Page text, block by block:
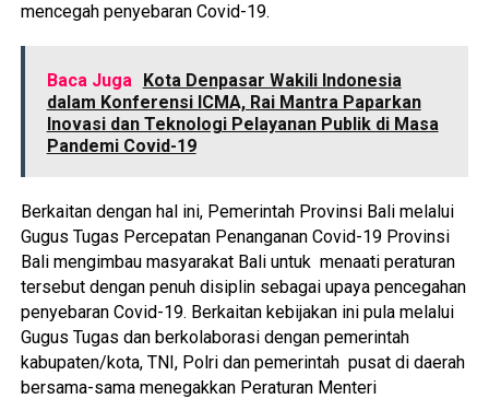
mencegah penyebaran Covid-19.
Baca Juga Kota Denpasar Wakili Indonesia
dalam Konferensi ICMA, Rai Mantra Paparkan
Inovasi dan Teknologi Pelayanan Publik di Masa
Pandemi Covid-19
Berkaitan dengan hal ini, Pemerintah Provinsi Bali melalui
Gugus Tugas Percepatan Penanganan Covid-19 Provinsi
Bali mengimbau masyarakat Bali untuk menaati peraturan
tersebut dengan penuh disiplin sebagai upaya pencegahan
penyebaran Covid-19. Berkaitan kebijakan ini pula melalui
Gugus Tugas dan berkolaborasi dengan pemerintah
kabupaten/kota, TNI, Polri dan pemerintah pusat di daerah
bersama-sama menegakkan Peraturan Menteri